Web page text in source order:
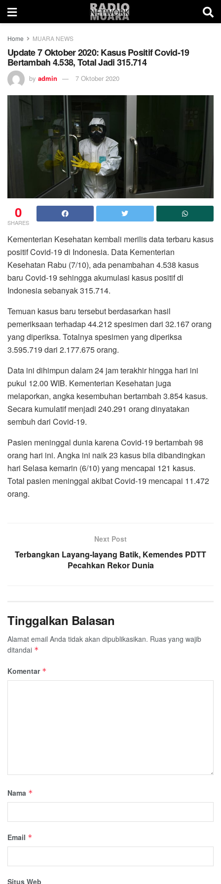
Home MUARA NEWS
Update 7 Oktober 2020: Kasus Positif Covid-19
Bertambah 4.538, Total Jadi 315.714
by admin 7 Oktober 2020
0
SHARES
Kementerian Kesehatan kembali merilis data terbaru kasus
positif Covid-19 di Indonesia. Data Kementerian
Kesehatan Rabu (7/10), ada penambahan 4.538 kasus
baru Covid-19 sehingga akumulasi kasus positif di
Indonesia sebanyak 315.714.
Temuan kasus baru tersebut berdasarkan hasil
pemeriksaan terhadap 44.212 spesimen dari 32.167 orang
yang diperiksa. Totalnya spesimen yang diperiksa
3.595.719 dari 2.177.675 orang.
Data ini dihimpun dalam 24 jam terakhir hingga hari ini
pukul 12.00 WIB. Kementerian Kesehatan juga
melaporkan, angka kesembuhan bertambah 3.854 kasus.
Secara kumulatif menjadi 240.291 orang dinyatakan
sembuh dari Covid-19.
Pasien meninggal dunia karena Covid-19 bertambah 98
orang hari ini. Angka ini naik 23 kasus bila dibandingkan
hari Selasa kemarin (6/10) yang mencapai 121 kasus.
Total pasien meninggal akibat Covid-19 mencapai 11.472
orang.
Next Post
Terbangkan Layang-layang Batik, Kemendes PDTT
Pecahkan Rekor Dunia
Tinggalkan Balasan
Alamat email Anda tidak akan dipublikasikan. Ruas yang wajib
ditandai *
Komentar *
Nama *
Email *
Situs Web